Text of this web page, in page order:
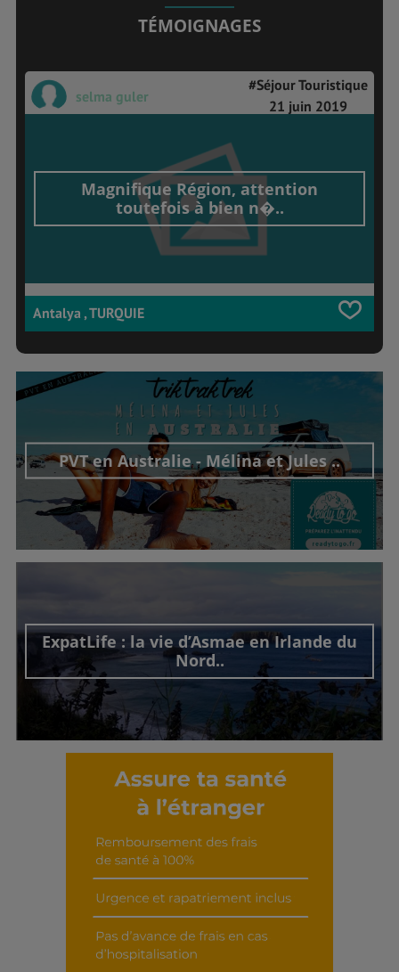
TÉMOIGNAGES
selma guler
#Séjour Touristique
21 juin 2019
Magnifique Région, attention
toutefois à bien n�..
Antalya , TURQUIE
PVT en Australie - Mélina et Jules ..
ExpatLife : la vie d’Asmae en Irlande du
Nord..
Découvrir cet interview